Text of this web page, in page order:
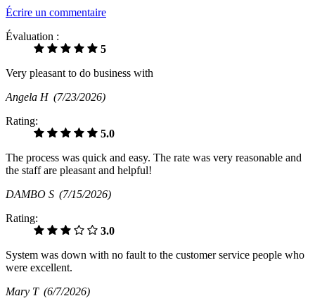
Écrire un commentaire
Évaluation :
5
Very pleasant to do business with
Angela H (7/23/2026)
Rating:
5.0
The process was quick and easy. The rate was very reasonable and
the staff are pleasant and helpful!
DAMBO S (7/15/2026)
Rating:
3.0
System was down with no fault to the customer service people who
were excellent.
Mary T (6/7/2026)